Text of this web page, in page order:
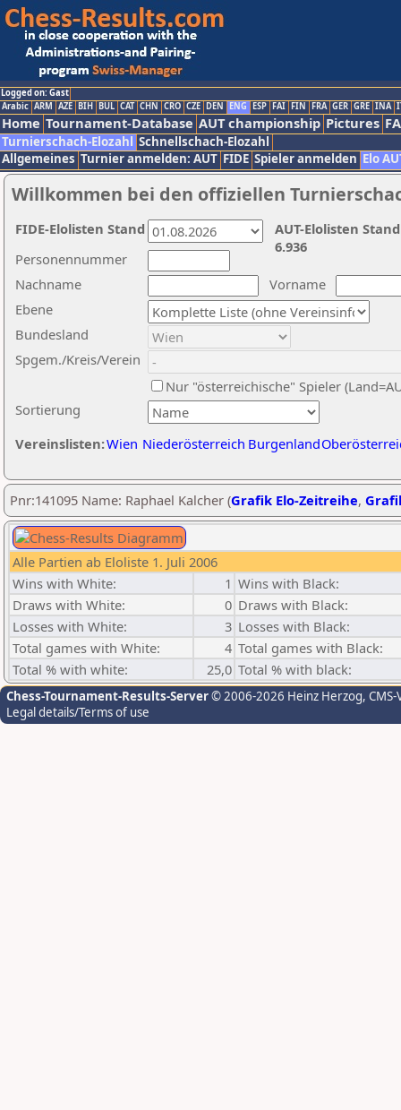
Logged on: Gast
Arabic ARM AZE BIH BUL CAT CHN CRO CZE DEN ENG ESP FAI FIN FRA GER GRE INA
Home Tournament-Database AUT championship Pictures
Turnierschach-Elozahl Schnellschach-Elozahl
Allgemeines Turnier anmelden: AUT FIDE Spieler anmelden Elo
Willkommen bei den offiziellen
Nachname
Vorname
Ebene
Sortierung
Personennummer
Bundesland
Spgem./Kreis/Verein
Nur "österreichische" Spieler
Vereinslisten:Wien Niederösterreich Burgenland
AUT-Elolisten
6.936
FIDE-Elolisten Stand
Pnr:141095 Name: Raphael Kalcher (Grafik Elo-Zeitreihe,
Alle Partien ab Eloliste 1. Juli 2006
Wins with White:
1 Wins with Black:
Draws with White:
0 Draws with Black:
Losses with White:
3 Losses with Black:
Total games with White:
4 Total games with Black:
Total % with white:
25,0 Total % with black:
Chess-Tournament-Results-Server© 2006-2026 Heinz Herzog,
Legal details/Terms of use